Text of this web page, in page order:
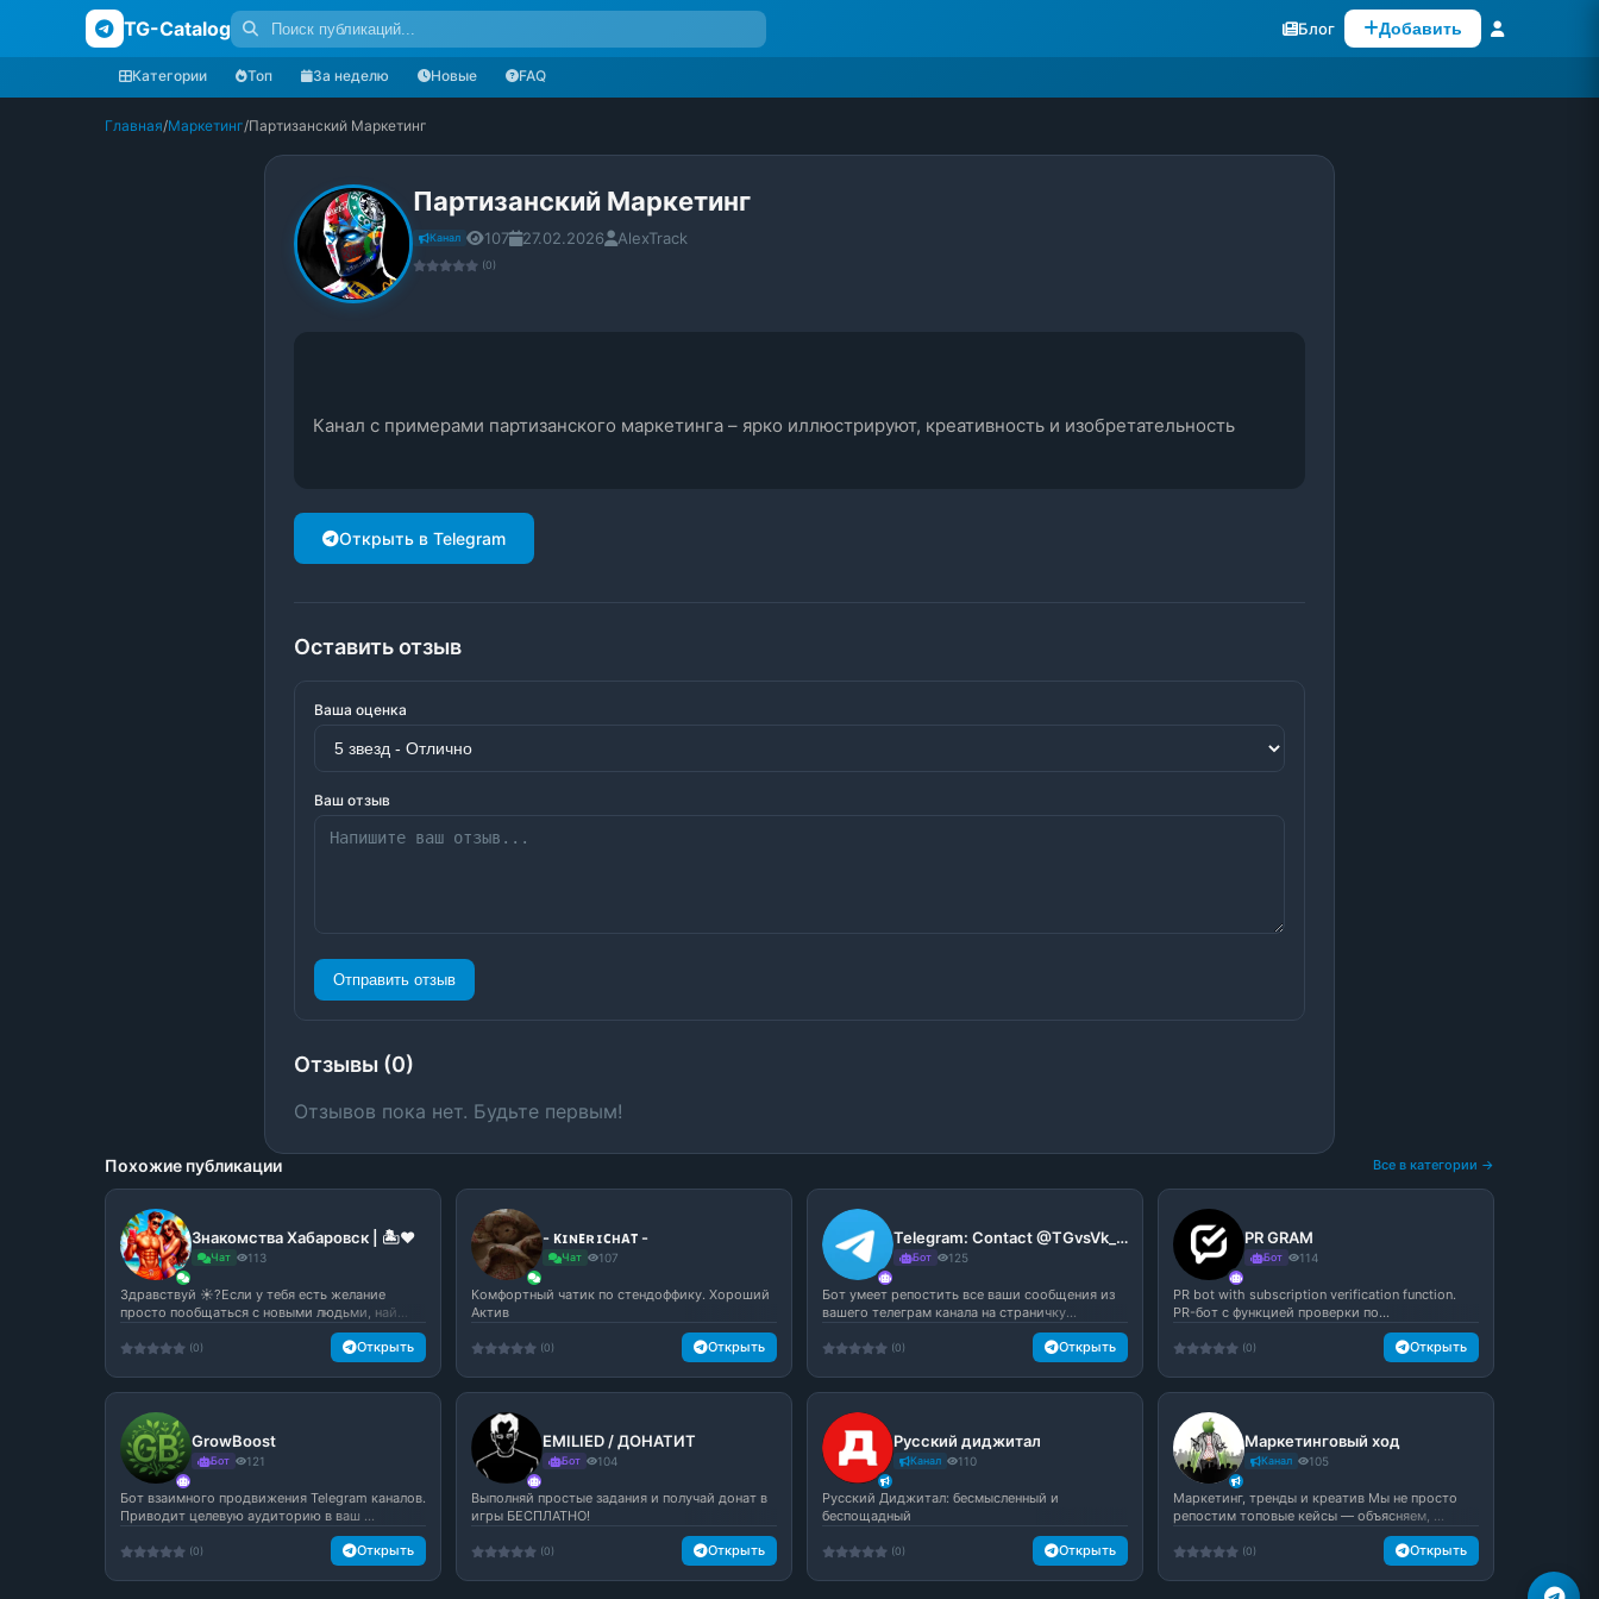
TG-Catalog Блог Добавить
Категории Топ За неделю Новые FAQ
Главная/Маркетинг/Партизанский Маркетинг
Партизанский Маркетинг
Канал 107 27.02.2026 AlexTrack
(0)
Канал с примерами партизанского маркетинга – ярко иллюстрируют, креативность и изобретательность
Открыть в Telegram
Оставить отзыв
Ваша оценка
Ваш отзыв
Отправить отзыв
Отзывы (0)
Отзывов пока нет. Будьте первым!
Похожие публикации Все в категории →
Знакомства Хабаровск | 🏝️❤️
Чат 113
Здравствуй ☀️?Если у тебя есть желание
просто пообщаться с новыми людьми, най...
(0) Открыть
- ᴋɪɴᴇʀɪᴄʜᴀᴛ -
Чат 107
Комфортный чатик по стендоффику. Хороший
Актив
(0) Открыть
Telegram: Contact @TGvsVk_bot
Бот 125
Бот умеет репостить все ваши сообщения из
вашего телеграм канала на страничку...
(0) Открыть
PR GRAM
Бот 114
PR bot with subscription verification function.
PR-бот с функцией проверки по...
(0) Открыть
GrowBoost
Бот 121
Бот взаимного продвижения Telegram каналов.
Приводит целевую аудиторию в ваш ...
(0) Открыть
EMILIED / ДОНАТИТ
Бот 104
Выполняй простые задания и получай донат в
игры БЕСПЛАТНО!
(0) Открыть
Русский диджитал
Канал 110
Русский Диджитал: бесмысленный и
беспощадный
(0) Открыть
Маркетинговый ход
Канал 105
Маркетинг, тренды и креатив Мы не просто
репостим топовые кейсы — объясняем, ...
(0) Открыть